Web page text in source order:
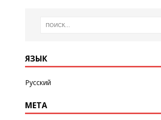
ЯЗЫК
Русский
МЕТА